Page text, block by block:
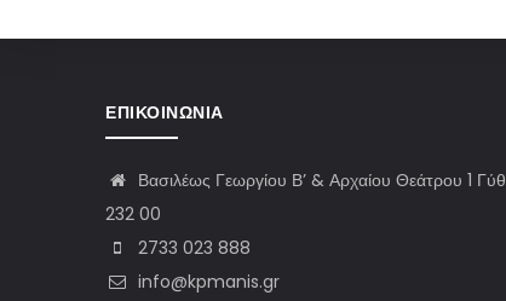
ΕΠΙΚΟΙΝΩΝΊΑ
Βασιλέως Γεωργίου Β’ & Αρχαίου Θεάτρου 1
232 00
2733 023 888
info@kpmanis.gr